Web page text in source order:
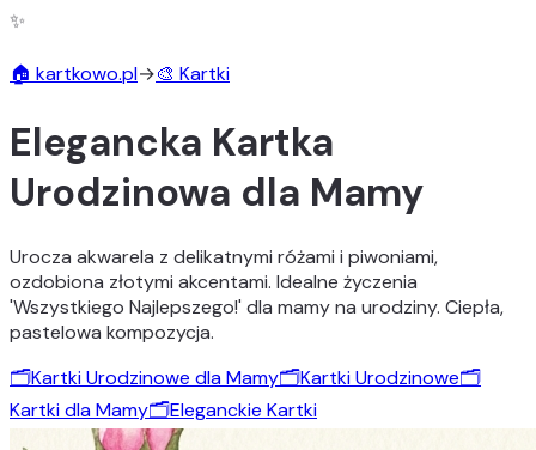
✨
🏠 kartkowo.pl→🎨 Kartki
Elegancka Kartka
Urodzinowa dla Mamy
Urocza akwarela z delikatnymi różami i piwoniami,
ozdobiona złotymi akcentami. Idealne życzenia
'Wszystkiego Najlepszego!' dla mamy na urodziny. Ciepła,
pastelowa kompozycja.
🗂️Kartki Urodzinowe dla Mamy🗂️Kartki Urodzinowe🗂️
Kartki dla Mamy🗂️Eleganckie Kartki